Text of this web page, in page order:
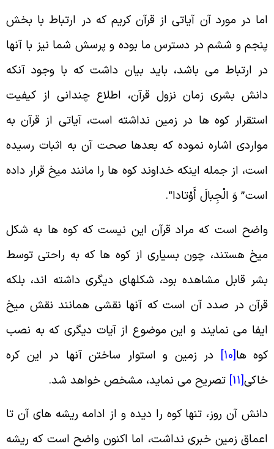
در مورد آن آیاتی از قرآن کریم که در ارتباط با بخش
و ششم در دسترس ما بوده و پرسش شما نیز با آنها
ارتباط می باشد، باید بیان داشت که با وجود آنکه
بشری زمان نزول قرآن، اطلاع چندانی از کیفیت
کوه ها در زمین نداشته است، آیاتی از قرآن به
اشاره نموده که بعدها صحت آن به اثبات رسیده
از جمله اینکه خداوند کوه ها را مانند میخ قرار داده
”وَ الْجِبالَ أَوْتادا“.
است که مراد قرآن این نیست که کوه ها به شکل
هستند، چون بسیاری از کوه ها که به راحتی توسط
قابل مشاهده بود، شکلهای دیگری داشته اند، بلکه
در صدد آن است که آنها نقشی همانند نقش میخ
می نمایند و این موضوع از آیات دیگری که به نصب
ها[10]
در زمین و استوار ساختن آنها در این کره
[11] تصریح می نماید، مشخص خواهد شد.
آن روز، تنها کوه را دیده و از ادامه ریشه های آن تا
زمین خبری نداشت، اما اکنون واضح است که ریشه